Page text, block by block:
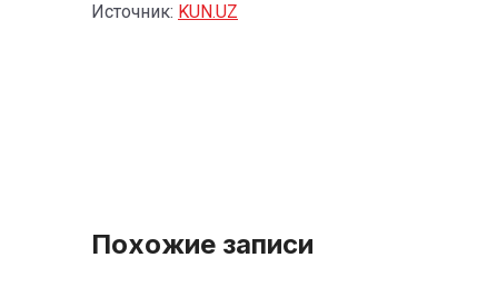
Источник: KUN.UZ
Похожие записи